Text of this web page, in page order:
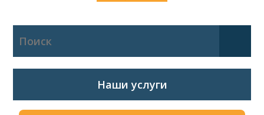
Наши услуги